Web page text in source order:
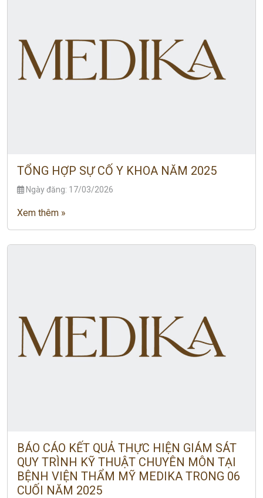
TỔNG HỢP SỰ CỐ Y KHOA NĂM 2025
Ngày đăng: 17/03/2026
Xem thêm »
BÁO CÁO KẾT QUẢ THỰC HIỆN GIÁM SÁT
QUY TRÌNH KỸ THUẬT CHUYÊN MÔN TẠI
BỆNH VIỆN THẨM MỸ MEDIKA TRONG 06
CUỐI NĂM 2025